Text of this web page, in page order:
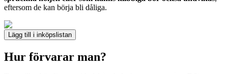
eftersom de kan börja bli dåliga.
Lägg till i inköpslistan
Hur förvarar man?